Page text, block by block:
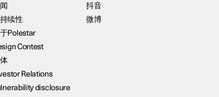
续性
Polestar
Contest
Relations
disclosure
抖音
微博